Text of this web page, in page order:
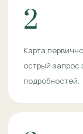
2
Карта
острый запрос
подробностей.